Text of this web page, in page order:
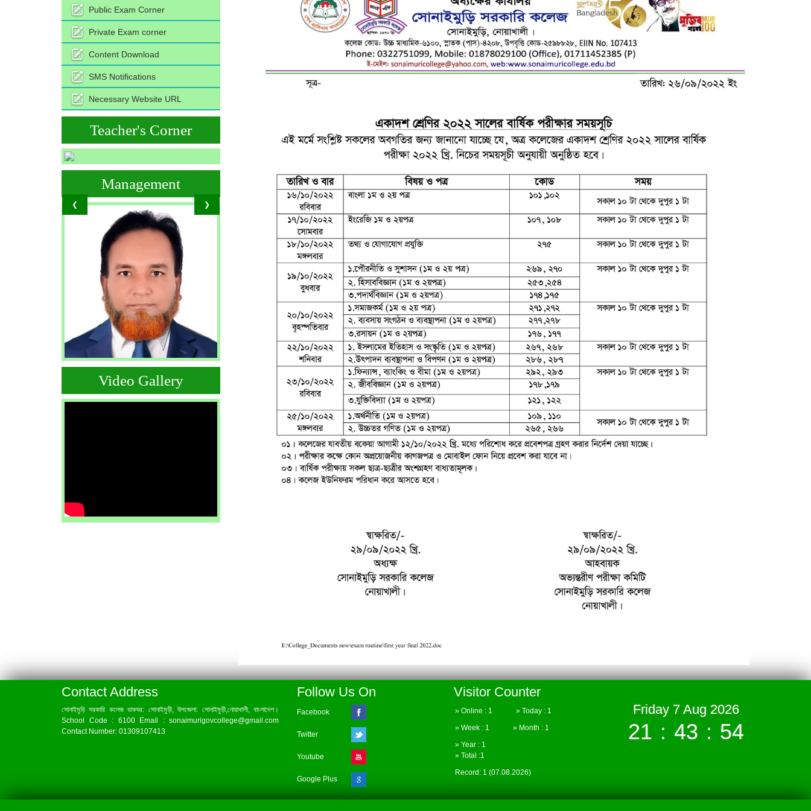
Public Exam Corner
Private Exam corner
Content Download
SMS Notifications
Necessary Website URL
Teacher's Corner
❮ ❯
Management
Video Gallery
Contact Address
সোনাইমুড়ি সরকারি কলেজ ডাকঘর: সোনাইমুড়ী, উপজেলা: সোনাইমুড়ী,নোয়াখালী, বাংলাদেশ।
School Code : 6100 Email : sonaimurigovcollege@gmail.com
Contact Number: 01309107413
Follow Us On
Facebook
Twitter
Youtube
Google Plus
Visitor Counter
» Online : 1 » Today : 1
» Week : 1 » Month : 1
» Year : 1
» Total :1
Record: 1 (07.08.2026)
Friday 7 Aug 2026
21 : 43 : 55